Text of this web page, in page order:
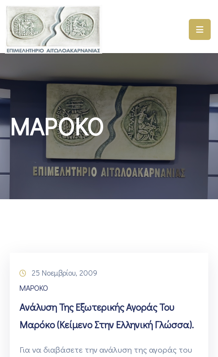
ΑΡΧΙΚΗ
ΓΕΜΗ
–
ΠΡΟΓΡΑΜΜΑΤΑ
ΕΠΙΜΕΛΗΤΗΡΙΟΥ
ΣΥΜΜΕΤΟΧΗ
ΣΕ
ΜΑΡΟΚΟ
25 Νοεμβρίου, 2009
ΜΑΡΟΚΟ
Ανάλυση Της Εξωτερικής Αγοράς Του
Μαρόκο (κείμενο Στην Ελληνική Γλώσσα).
Για να διαβάσετε την ανάλυση της αγοράς του